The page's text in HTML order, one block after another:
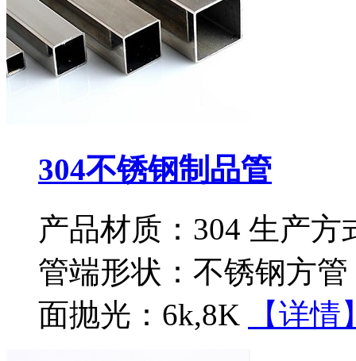
304不锈钢制品管
产品材质：304 生产
管端形状：不锈钢方
面抛光：6k,8K
【详情